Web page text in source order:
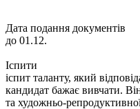
Дата подання документів
до 01.12.
Іспити
іспит таланту, який
кандидат бажає вивчати.
та художньо-